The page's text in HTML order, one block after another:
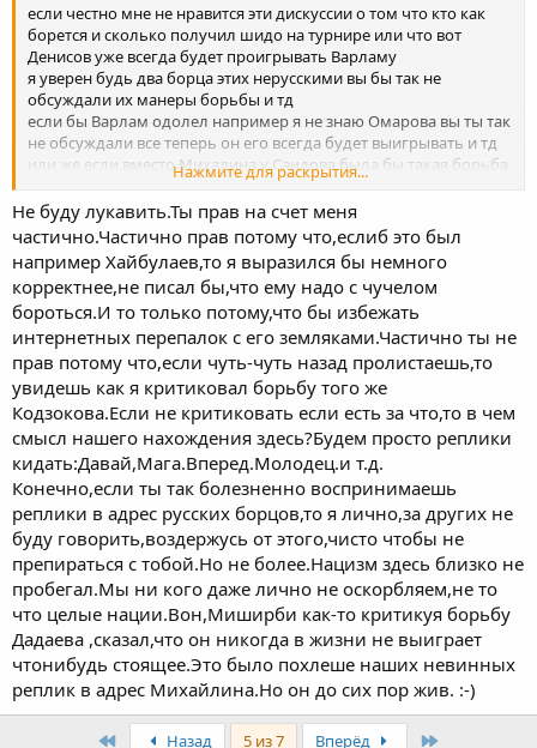
если честно мне не нравится эти дискуссии о том что кто как
борется и сколько получил шидо на турнире или что вот
Денисов уже всегда будет проигрывать Варламу
я уверен будь два борца этих нерусскими вы бы так не
обсуждали их манеры борьбы и тд
если бы Варлам одолел например я не знаю Омарова вы ты так
не обсуждали все теперь он его всегда будет выигрывать и тд
или же если вместо Михалина у Саидова была бы такая борьба
вы бы тоже промолчали об этом а просто поздравили бы
соперников с победой! давайте не будем уподобляться
нацикам!
я просто не люблю такие разговоры! где подсознательно если
быть откровенными проскакивает национальный момент
Нажмите для раскрытия...
Не буду лукавить.Ты прав на счет меня
частично.Частично прав потому что,еслиб это был
например Хайбулаев,то я выразился бы немного
корректнее,не писал бы,что ему надо с чучелом
бороться.И то только потому,что бы избежать
интернетных перепалок с его земляками.Частично ты не
прав потому что,если чуть-чуть назад пролистаешь,то
увидешь как я критиковал борьбу того же
Кодзокова.Если не критиковать если есть за что,то в чем
смысл нашего нахождения здесь?Будем просто реплики
кидать:Давай,Мага.Вперед.Молодец.и т.д.
Конечно,если ты так болезненно воспринимаешь
реплики в адрес русских борцов,то я лично,за других не
буду говорить,воздержусь от этого,чисто чтобы не
препираться с тобой.Но не более.Нацизм здесь близко не
пробегал.Мы ни кого даже лично не оскорбляем,не то
что целые нации.Вон,Миширби как-то критикуя борьбу
Дадаева ,сказал,что он никогда в жизни не выиграет
чтонибудь стоящее.Это было похлеше наших невинных
реплик в адрес Михайлина.Но он до сих пор жив. :-)
Назад 5 из 7 Вперёд